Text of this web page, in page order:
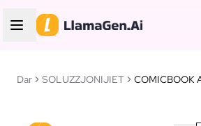
Dar SOLUZZJONIJIET COMICBOOK